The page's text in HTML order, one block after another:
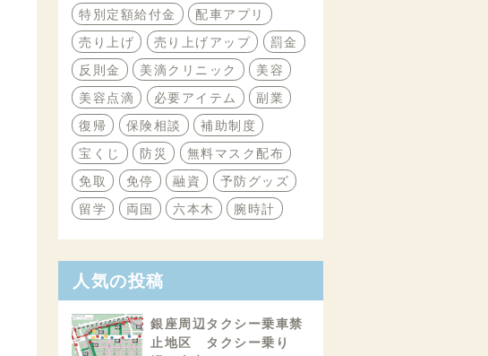
特別定額給付金
配車アプリ
売り上げ
売り上げアップ
罰金
反則金
美滴クリニック
美容
美容点滴
必要アイテム
副業
復帰
保険相談
補助制度
宝くじ
防災
無料マスク配布
免取
免停 融資
予防グッズ
留学
両国 六本木 腕時計
人気の投稿
銀座周辺タクシー乗車禁
止地区 タクシー乗り